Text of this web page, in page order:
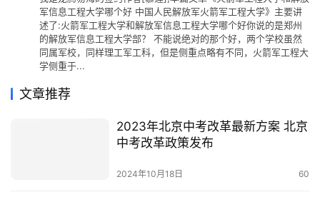
军信息工程大学哪个好 中国人民解放军火箭军工程大学》主要讲
述了:火箭军工程大学和解放军信息工程大学哪个好你说的是郑州
的解放军信息工程大学部？ 不能说绝对的那个好，两个学校虽然
同属军校，同样理工军工科，但是侧重点略有不同，火箭军工程大
学侧重于...
文章推荐
2023年北京中考改革最新方案 北京
中考改革政策发布
2024年10月18日 60